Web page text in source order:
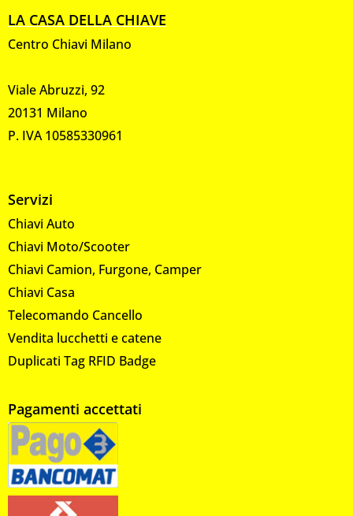
LA CASA DELLA CHIAVE
Centro Chiavi Milano
Viale Abruzzi, 92
20131 Milano
P. IVA 10585330961
Servizi
Chiavi Auto
Chiavi Moto/Scooter
Chiavi Camion, Furgone, Camper
Chiavi Casa
Telecomando Cancello
Vendita lucchetti e catene
Duplicati Tag RFID Badge
Pagamenti accettati